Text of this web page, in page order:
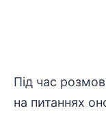
Під час
на питаннях